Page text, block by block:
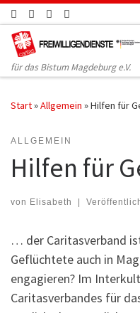
Zum Inhalt springen
für das Bistum Magdeburg e.V.
Start»Allgemein »Hilfen für
ALLGEMEIN
Hilfen für
von Elisabeth |
… der Caritasverband
Geflüchtete auch in
engagieren? Im
Caritasverbandes für